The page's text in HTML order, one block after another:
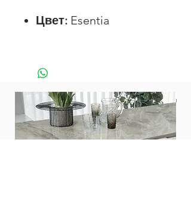
Цвет: Esentia